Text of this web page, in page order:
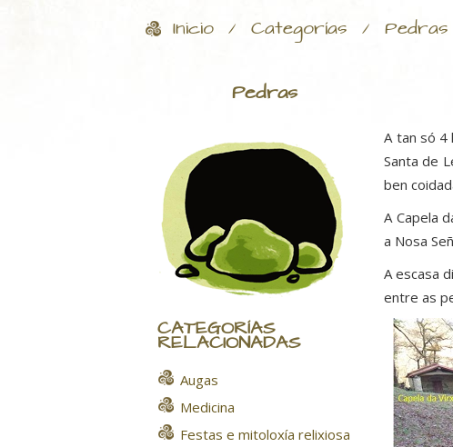
Inicio / Categorías / Pedras
Pedras
CATEGORÍAS
RELACIONADAS
Augas
Medicina
Festas e mitoloxía relixiosa
A tan só 4
Santa de
ben
A Capela
a Nosa
A escasa
entre as